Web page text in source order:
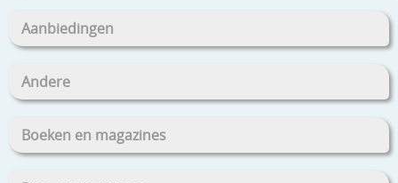
Aanbiedingen
Andere
Boeken en magazines